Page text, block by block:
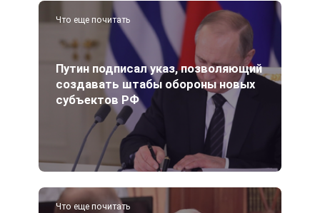
Что еще почитать
Путин подписал указ, позволяющий
создавать штабы обороны новых
субъектов РФ
Что еще почитать